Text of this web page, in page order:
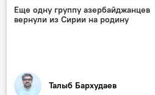
Еще одну группу азербайджанцев
вернули из Сирии на родину
Талыб Бархудаев